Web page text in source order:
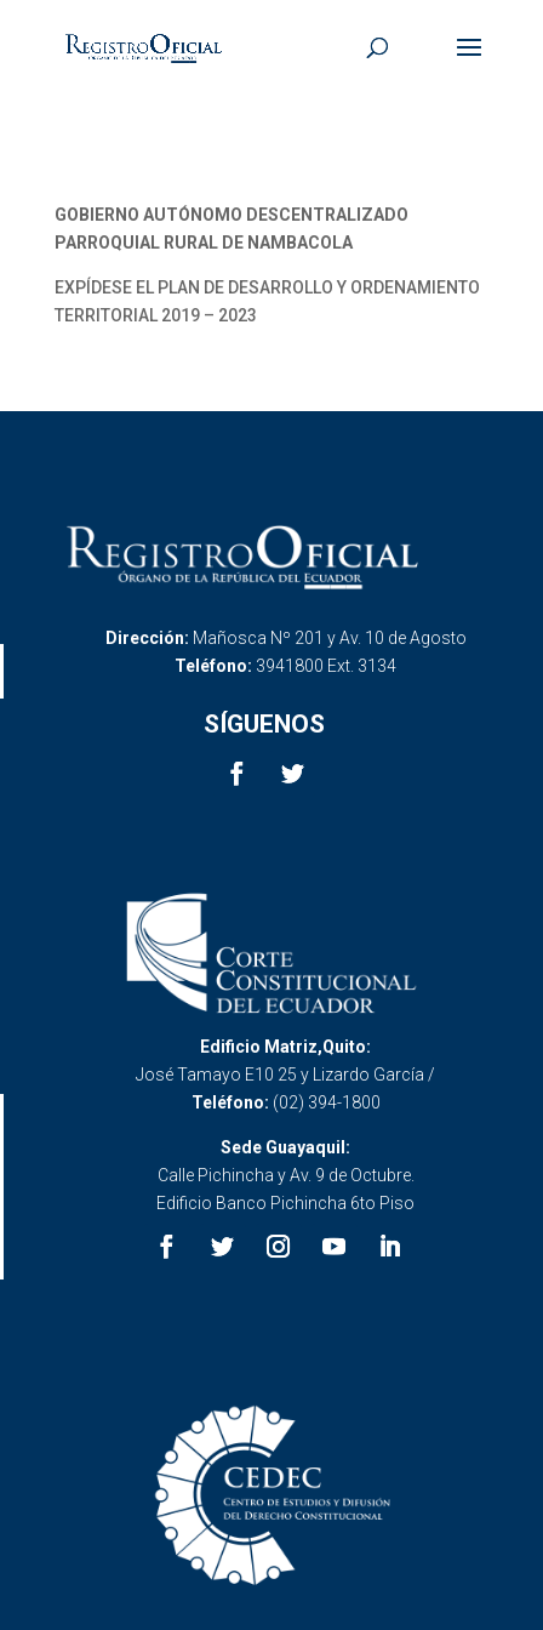
GOBIERNO AUTÓNOMO DESCENTRALIZADO
PARROQUIAL RURAL DE NAMBACOLA
EXPÍDESE EL PLAN DE DESARROLLO Y ORDENAMIENTO
TERRITORIAL 2019 – 2023
Dirección: Mañosca Nº 201 y Av. 10 de Agosto
Teléfono: 3941800 Ext. 3134
SÍGUENOS
Edificio Matriz,Quito:
José Tamayo E10 25 y Lizardo García /
Teléfono: (02) 394-1800
Sede Guayaquil:
Calle Pichincha y Av. 9 de Octubre.
Edificio Banco Pichincha 6to Piso